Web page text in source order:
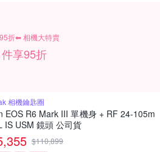
折⬅︎ 相機大特賣
享95折
相機鑰匙圈
EOS R6 Mark III 單機身 + RF 24-105m
IS USM 鏡頭 公司貨
$110,899